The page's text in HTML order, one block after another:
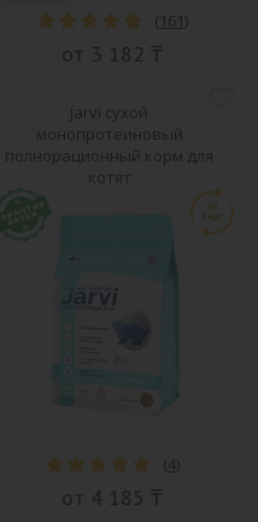
( 161)
от 3 182 ₸
Jarvi сухой
монопротеиновый
полнорационный корм для
котят
(4)
от 4 185 ₸